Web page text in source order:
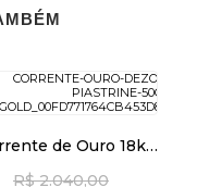
de Ouro 18k
50cm co04968
R$ 2.040,00